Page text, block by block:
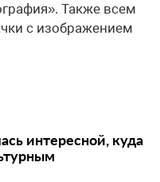
Также всем
с изображением
интересной, куда